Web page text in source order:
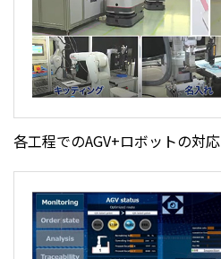
各工程でのAGV+ロボットの対応